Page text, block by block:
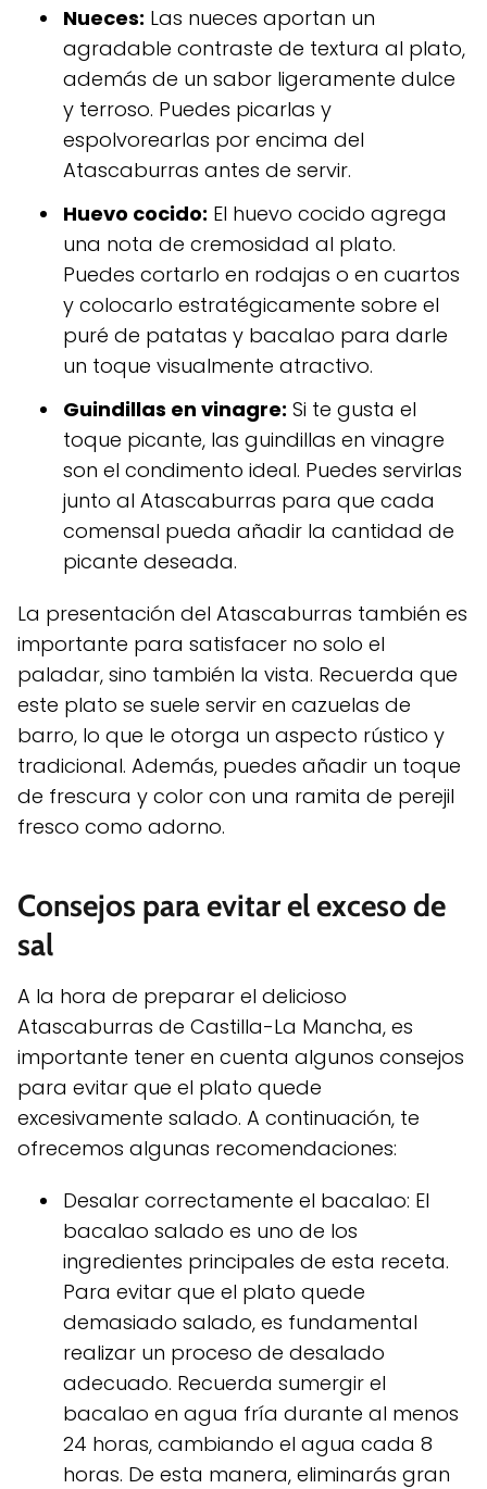
Nueces: Las nueces aportan un
agradable contraste de textura al plato,
además de un sabor ligeramente dulce
y terroso. Puedes picarlas y
espolvorearlas por encima del
Atascaburras antes de servir.
Huevo cocido: El huevo cocido agrega
una nota de cremosidad al plato.
Puedes cortarlo en rodajas o en cuartos
y colocarlo estratégicamente sobre el
puré de patatas y bacalao para darle
un toque visualmente atractivo.
Guindillas en vinagre: Si te gusta el
toque picante, las guindillas en vinagre
son el condimento ideal. Puedes servirlas
junto al Atascaburras para que cada
comensal pueda añadir la cantidad de
picante deseada.
La presentación del Atascaburras también es
importante para satisfacer no solo el
paladar, sino también la vista. Recuerda que
este plato se suele servir en cazuelas de
barro, lo que le otorga un aspecto rústico y
tradicional. Además, puedes añadir un toque
de frescura y color con una ramita de perejil
fresco como adorno.
Consejos para evitar el exceso de
sal
A la hora de preparar el delicioso
Atascaburras de Castilla-La Mancha, es
importante tener en cuenta algunos consejos
para evitar que el plato quede
excesivamente salado. A continuación, te
ofrecemos algunas recomendaciones:
Desalar correctamente el bacalao: El
bacalao salado es uno de los
ingredientes principales de esta receta.
Para evitar que el plato quede
demasiado salado, es fundamental
realizar un proceso de desalado
adecuado. Recuerda sumergir el
bacalao en agua fría durante al menos
24 horas, cambiando el agua cada 8
horas. De esta manera, eliminarás gran